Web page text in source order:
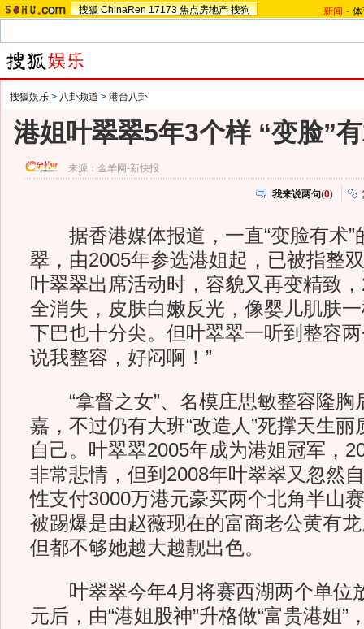
搜狐 ChinaRen 17173 焦点房地产 搜狗 新闻 -
搜狐娱乐 > 八卦频道 > 港台八卦
港姐叶翠翠5年3个样 “变脸”
来源： 金羊网-新快报
我来说两句(0)
据香港媒体报道，一直“变脸有术”
翠，由2005年参选港姐起，已被指整
叶翠翠出席活动时，容貌又再变精致
全消失，皮肤白嫩反光，像婴儿肌肤
下巴也十分尖。但叶翠翠一听到整容
说我整容，好闷啊！”
“拿督之女”、名模庄思敏整容隆胸
嘉，不过仍有大班“改造人”死撑天生
自己。叶翠翠2005年成为港姐冠军，
非常悲情，但到2008年叶翠翠又忽然
性支付3000万港元豪买两个北角半山
被踢爆是由赵薇现在的富商老公黄有
但都不够她越大越靓出色。
叶翠翠今年4月将赛西湖两个单位
元后，由“港姐股神”升格做“富贵港姐”